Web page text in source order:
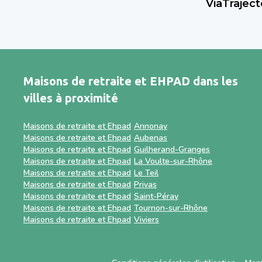
de
destiné
Maisons de retraite et EHPAD dans les
villes à proximité
Maisons de retraite et Ehpad Annonay
Maisons de retraite et Ehpad Aubenas
Maisons de retraite et Ehpad Guilherand-Granges
Maisons de retraite et Ehpad La Voulte-sur-Rhône
Maisons de retraite et Ehpad Le Teil
Maisons de retraite et Ehpad Privas
Maisons de retraite et Ehpad Saint-Péray
Maisons de retraite et Ehpad Tournon-sur-Rhône
Maisons de retraite et Ehpad Viviers